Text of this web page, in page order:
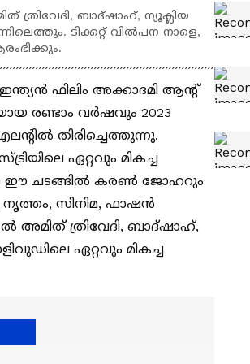
ത്രിവേദി, ബാദ്ഷാഹ്, ന്യൂക്ലിയ
ടിക്കറ്റ് വില്‍പന നാളെ,
ഫിലിം അക്കാദമി ആന്റ്
രണ്ടാം വര്‍ഷവും 2023
തിരിച്ചെത്തുന്നു.
ഏറ്റവും മികച്ച
ഈ ചടങ്ങില്‍ കരണ്‍ ജോഹറും
സിനിമ, ഫാഷന്‍
അമിത് ത്രിവേദി, ബാദ്ഷാഹ്,
ഏറ്റവും മികച്ച